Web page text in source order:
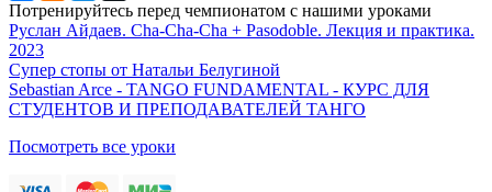
Потренируйтесь перед чемпионатом с нашими уроками
Руслан Айдаев. Cha-Cha-Cha + Pasodoble. Лекция и практика.
2023
Супер стопы от Натальи Белугиной
Sebastian Arce - TANGO FUNDAMENTAL - КУРС ДЛЯ
СТУДЕНТОВ И ПРЕПОДАВАТЕЛЕЙ ТАНГО
Посмотреть все уроки